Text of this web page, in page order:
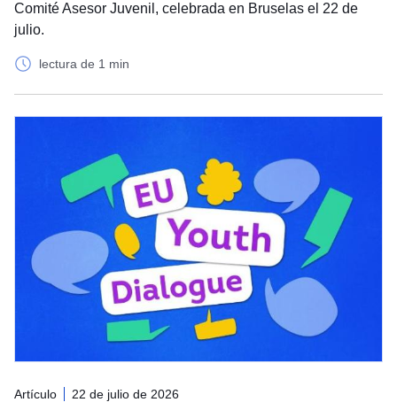
Comité Asesor Juvenil, celebrada en Bruselas el 22 de
julio.
lectura de 1 min
Artículo 22 de julio de 2026